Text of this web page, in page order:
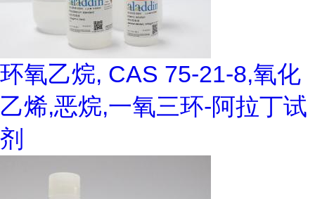
环氧乙烷, CAS 75-21-8,氧化
乙烯,恶烷,一氧三环-阿拉丁试
剂